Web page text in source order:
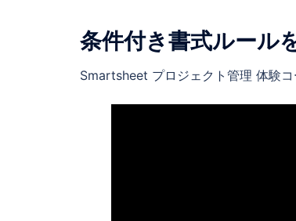
条件付き書式ルール
Smartsheet プロジェクト管理 体験コ